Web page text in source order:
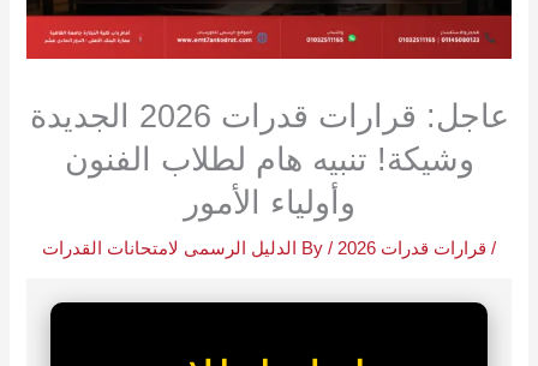
عاجل: قرارات قدرات 2026 الجديدة
وشيكة! تنبيه هام لطلاب الفنون
وأولياء الأمور
/ قرارات قدرات 2026 / By الدليل الرسمى لامتحانات القدرات